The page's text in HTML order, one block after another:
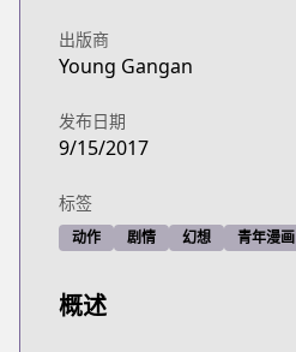
出版商
Young Gangan
发布日期
9/15/2017
标签
动作 剧情 幻想 青年漫画
概述